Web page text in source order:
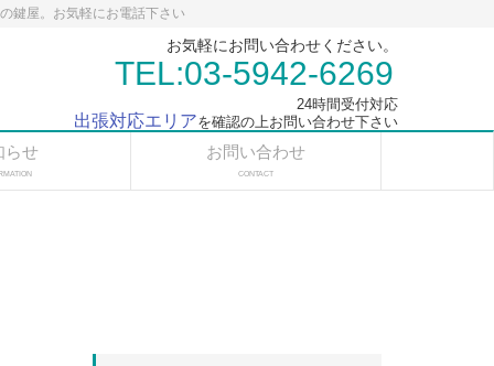
鍵屋。お気軽にお電話下さい
お気軽にお問い合わせください。
TEL:03-5942-6269
24時間受付対応
出張対応エリアを確認の上お問い合わせ下さい
らせ お問い合わせ
CONTACT